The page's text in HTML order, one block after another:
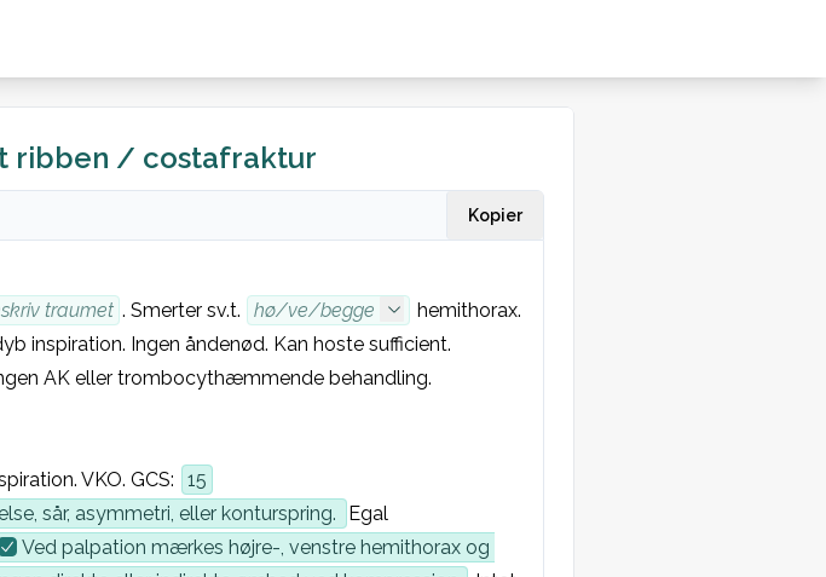
ribben / costafraktur
Kopier
traumet . Smerter sv.t. hø/ve/begge
hemithorax.
inspiration. Ingen åndenød. Kan hoste sufficient.
AK eller trombocythæmmende behandling.
VKO. GCS:
15
sår, asymmetri, eller konturspring.
Egal
Ved palpation mærkes højre-, venstre hemithorax og